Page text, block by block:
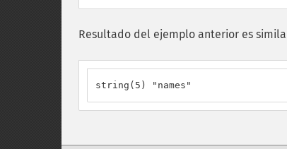
Resultado del ejemplo anterior es
string(5) "names"